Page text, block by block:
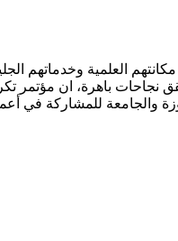
العلمية وخدماتهم
باهرة، ان مؤتمر
والجامعة للمشاركة في